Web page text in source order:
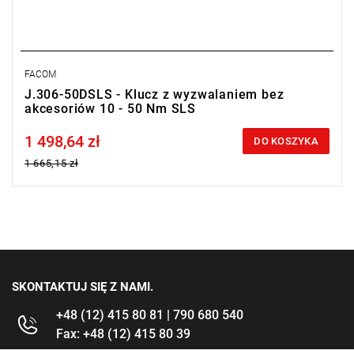
FACOM
J.306-50DSLS - Klucz z wyzwalaniem bez
akcesoriów 10 - 50 Nm SLS
Price tax included
1 498,64 zł
1 665,15 zł
DO KOSZYKA
SKONTAKTUJ SIĘ Z NAMI.
+48 (12) 415 80 81 | 790 680 540
Fax: +48 (12) 415 80 39